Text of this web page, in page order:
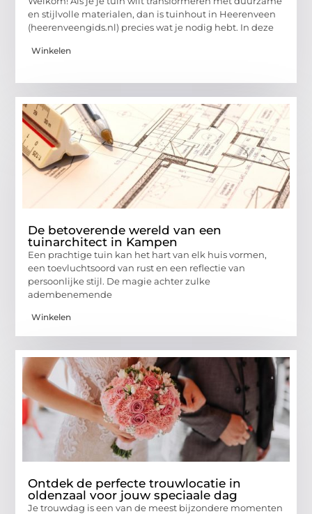
en stijlvolle materialen, dan is tuinhout in Heerenveen
(heerenveengids.nl) precies wat je nodig hebt. In deze
Winkelen
De betoverende wereld van een
tuinarchitect in Kampen
Een prachtige tuin kan het hart van elk huis vormen,
een toevluchtsoord van rust en een reflectie van
persoonlijke stijl. De magie achter zulke
adembenemende
Winkelen
Ontdek de perfecte trouwlocatie in
oldenzaal voor jouw speciaale dag
Je trouwdag is een van de meest bijzondere momenten